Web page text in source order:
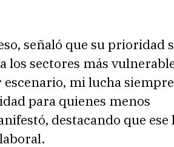
señaló que su prioridad
los sectores más
mi lucha
para quienes menos
destacando que ese